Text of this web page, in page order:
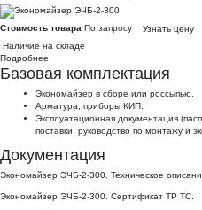
Стоимость товара По запросу
Узнать цену
Наличие на складе
Подробнее
Базовая комплектация
Экономайзер в сборе или россыпью.
Арматура, приборы КИП.
Эксплуатационная документация
поставки, руководство по монтажу и
Документация
Экономайзер ЭЧБ-2-300. Техническое
Экономайзер ЭЧБ-2-300. Сертификат ТР ТС.